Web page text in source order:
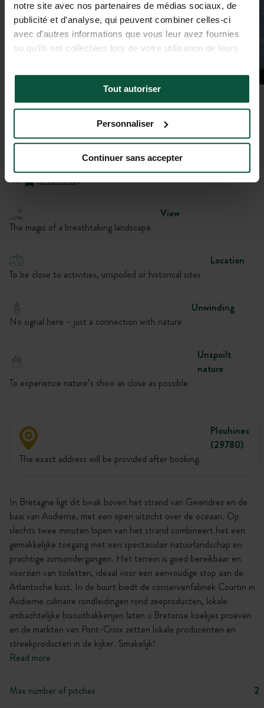
notre site avec nos partenaires de médias sociaux, de
publicité et d'analyse, qui peuvent combiner celles-ci
avec d'autres informations que vous leur avez fournies
ou qu'ils ont collectées lors de votre utilisation de leurs
Tout autoriser
Personnaliser
Continuer sans accepter
Gallery
Le vent solaire
Bivouac Huttopia
4.7
(11 reviews)
View
The magic of a breathtaking landscape
Location
To be close to activities, unspoiled or historical sites
Unwinding
No signal here – just a connection with nature
Unspoilt
nature
To experience nature’s show as close as possible
Plouhinec
(29780)
The exact address will be provided after booking.
In Bretagne ligt dit bivak boven het strand van Gwendrez en de
baai van Audierne, met een open uitzicht over de oceaan. Op
slechts twee minuten lopen van het strand combineert het een
gemakkelijke toegang met een spectaculair natuurlandschap en
prachtige zonsondergangen. Het terrein is goed bereikbaar en
voorzien van toiletten, ideaal voor een eenvoudige stop aan de
Atlantische kust. In de buurt biedt de conservenfabriek Courtin in
Audierne culinaire rondleidingen rond zeeproducten, lokale
ambachtelijke biscuitbakkerijen laten u Bretonse koekjes proeven
en de markten van Pont-Croix zetten lokale producenten en
streekproducten in de kijker. Smakelijk!
Read more
Max number of pitches
2